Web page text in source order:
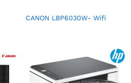
CANON LBP6030W- Wifi